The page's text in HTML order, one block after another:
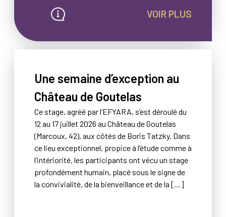
VOIR PLUS
Une semaine d’exception au
Château de Goutelas
Ce stage, agréé par l’EFYARA, s’est déroulé du
12 au 17 juillet 2026 au Château de Goutelas
(Marcoux, 42), aux côtés de Boris Tatzky. Dans
ce lieu exceptionnel, propice à l’étude comme à
l’intériorité, les participants ont vécu un stage
profondément humain, placé sous le signe de
la convivialité, de la bienveillance et de la […]